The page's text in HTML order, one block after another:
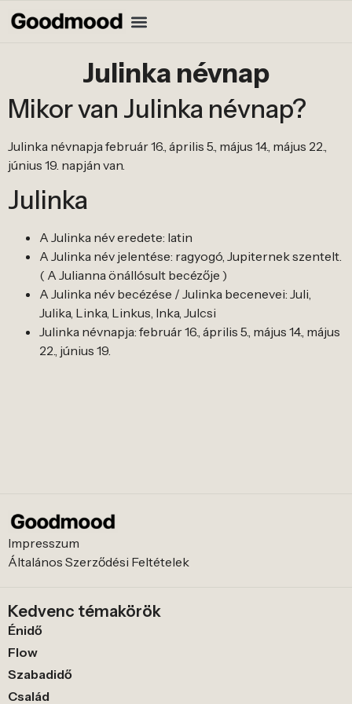
Julinka névnap
Mikor van Julinka névnap?
Julinka névnapja február 16., április 5., május 14., május 22.,
június 19. napján van.
Julinka
A Julinka név eredete: latin
A Julinka név jelentése: ragyogó, Jupiternek szentelt.
( A Julianna önállósult becézője )
A Julinka név becézése / Julinka becenevei: Juli,
Julika, Linka, Linkus, Inka, Julcsi
Julinka névnapja: február 16., április 5., május 14., május
22., június 19.
Impresszum
Általános Szerződési Feltételek
Kedvenc témakörök
Énidő
Flow
Szabadidő
Család